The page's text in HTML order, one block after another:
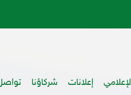
إعلانات شركاؤنا